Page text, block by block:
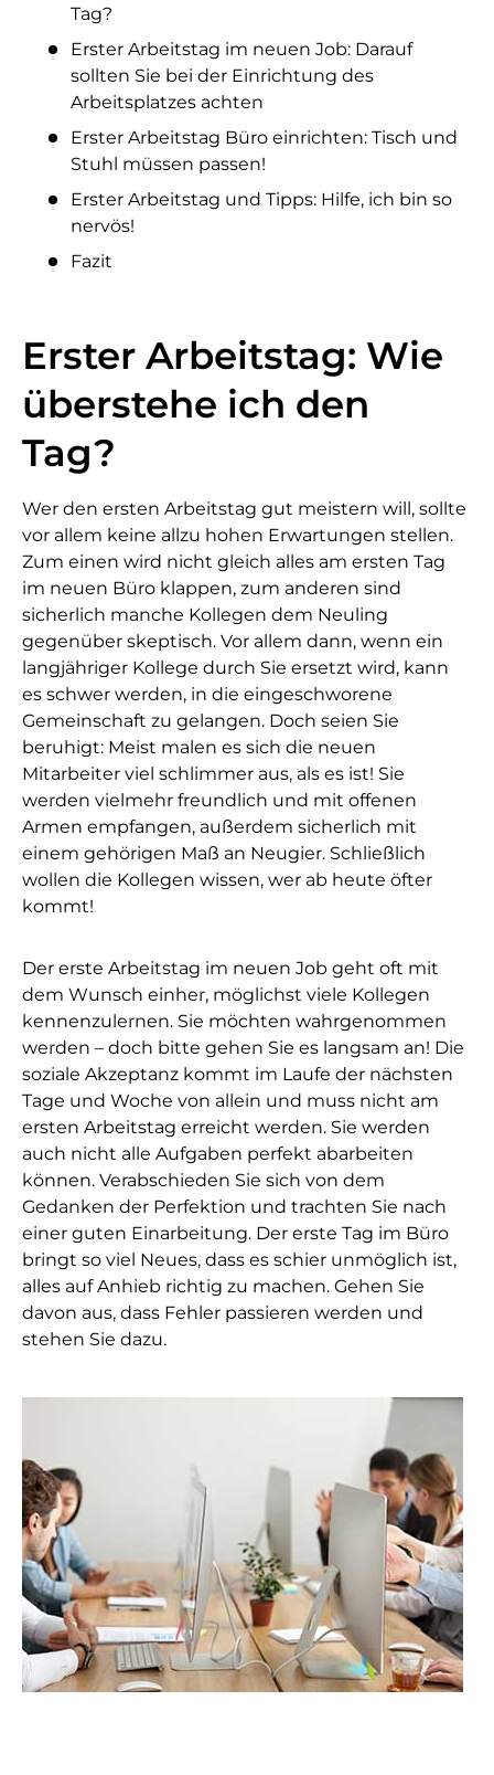
Tag?
Erster Arbeitstag im neuen Job: Darauf
sollten Sie bei der Einrichtung des
Arbeitsplatzes achten
Erster Arbeitstag Büro einrichten: Tisch und
Stuhl müssen passen!
Erster Arbeitstag und Tipps: Hilfe, ich bin so
nervös!
Fazit
Erster Arbeitstag: Wie
überstehe ich den
Tag?
Wer den ersten Arbeitstag gut meistern will, sollte
vor allem keine allzu hohen Erwartungen stellen.
Zum einen wird nicht gleich alles am ersten Tag
im neuen Büro klappen, zum anderen sind
sicherlich manche Kollegen dem Neuling
gegenüber skeptisch. Vor allem dann, wenn ein
langjähriger Kollege durch Sie ersetzt wird, kann
es schwer werden, in die eingeschworene
Gemeinschaft zu gelangen. Doch seien Sie
beruhigt: Meist malen es sich die neuen
Mitarbeiter viel schlimmer aus, als es ist! Sie
werden vielmehr freundlich und mit offenen
Armen empfangen, außerdem sicherlich mit
einem gehörigen Maß an Neugier. Schließlich
wollen die Kollegen wissen, wer ab heute öfter
kommt!
Der erste Arbeitstag im neuen Job geht oft mit
dem Wunsch einher, möglichst viele Kollegen
kennenzulernen. Sie möchten wahrgenommen
werden – doch bitte gehen Sie es langsam an! Die
soziale Akzeptanz kommt im Laufe der nächsten
Tage und Woche von allein und muss nicht am
ersten Arbeitstag erreicht werden. Sie werden
auch nicht alle Aufgaben perfekt abarbeiten
können. Verabschieden Sie sich von dem
Gedanken der Perfektion und trachten Sie nach
einer guten Einarbeitung. Der erste Tag im Büro
bringt so viel Neues, dass es schier unmöglich ist,
alles auf Anhieb richtig zu machen. Gehen Sie
davon aus, dass Fehler passieren werden und
stehen Sie dazu.